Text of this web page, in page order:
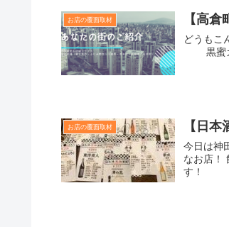
お店の覆面取材 【高
どうもこ
黒蜜カ
お店の覆面取材 【日
今日は神
なお店！
す！